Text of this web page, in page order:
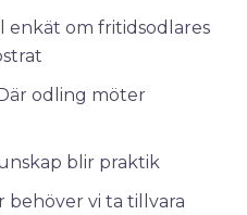
enkät om fritidsodlares
odling möter
blir praktik
behöver vi ta tillvara